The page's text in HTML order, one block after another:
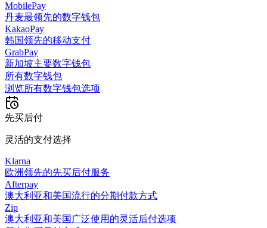
MobilePay
丹麦最领先的数字钱包
KakaoPay
韩国领先的移动支付
GrabPay
新加坡主要数字钱包
所有数字钱包
浏览所有数字钱包选项
先买后付
灵活的支付选择
Klarna
欧洲领先的先买后付服务
Afterpay
澳大利亚和美国流行的分期付款方式
Zip
澳大利亚和美国广泛使用的灵活后付选项